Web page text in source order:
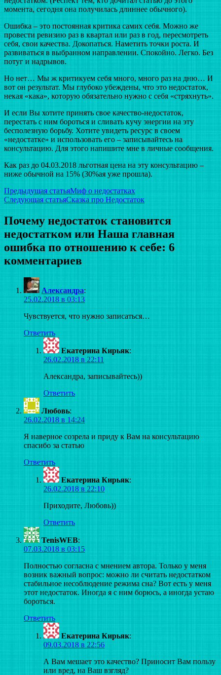
момента, сегодня она получилась длиннее обычного).
Ошибка – это постоянная критика самих себя. Можно же
провести ревизию раз в квартал или раз в год, пересмотреть
себя, свои качества. Докопаться. Наметить точки роста. И
развиваться в выбранном направлении. Спокойно. Легко. Без
потуг и надрывов.
Но нет… Мы ж критикуем себя много, много раз на дню… И
вот он результат. Мы глубоко убеждены, что это недостаток,
некая «кака», которую обязательно нужно с себя «стряхнуть».
И если Вы хотите принять свое качество-недостаток,
перестать с ним бороться и сливать кучу энергии на эту
бесполезную борьбу. Хотите увидеть ресурс в своем
«недостатке» и использовать его – записывайтесь на
консультацию. Для этого напишите мне в личные сообщения.
Как раз до 04.03.2018 льготная цена на эту консультацию –
ниже обычной на 15% (30%ая уже прошла).
Навигация
по
записям
Предыдущая статьяМиф о недостатках
Следующая статьяСказка про Недостаток
Почему недостаток становится
недостатком или Наша главная
ошибка по отношению к себе: 6
комментариев
Александра:
25.02.2018 в 03:13
Чувствуется, что нужно записаться…
Ответить
Екатерина Кирьяк:
26.02.2018 в 22:11
Александра, записывайтесь))
Ответить
Любовь:
26.02.2018 в 14:24
Я наверное созрела и приду к Вам на консультацию
спасибо за статью
Ответить
Екатерина Кирьяк:
26.02.2018 в 22:10
Приходите, Любовь))
Ответить
TenisWEB:
07.03.2018 в 03:15
Полностью согласна с мнением автора. Только у меня
возник важный вопрос: можно ли считать недостатком
стабильное несоблюдение режима сна? Вот есть у меня
этот недостаток. Иногда я с ним борюсь, а иногда устаю
бороться.
Ответить
Екатерина Кирьяк:
09.03.2018 в 22:56
А Вам мешает это качество? Приносит Вам пользу
или вред, на Ваш взгляд?